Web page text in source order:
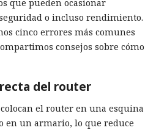
que pueden ocasionar
o incluso rendimiento.
cinco errores más comunes
consejos sobre cómo
del router
el router en una esquina
en un armario, lo que reduce